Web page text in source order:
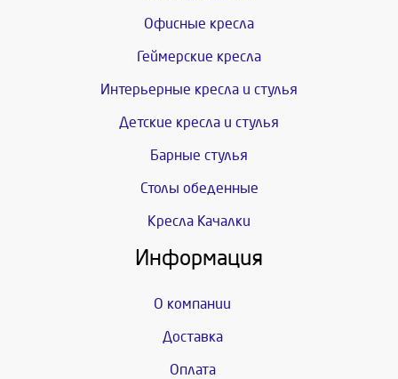
Офисные кресла
Геймерские кресла
Интерьерные кресла и стулья
Детские кресла и стулья
Барные стулья
Столы обеденные
Кресла Качалки
Информация
О компании
Доставка
Оплата